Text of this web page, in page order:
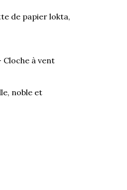
de papier lokta,
à vent
noble et